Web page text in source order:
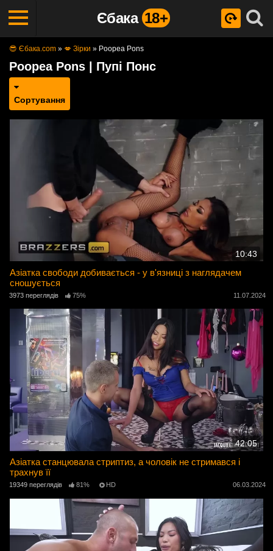
Єбака 18+
😎 Єбака.com » 💋 Зірки » Poopea Pons
Poopea Pons | Пупі Понс
Сортування
10:43
Азіатка свободи добивається - у в'язниці з наглядачем
сношується
3973 переглядів 75% 11.07.2024
42:05
Азіатка станцювала стриптиз, а чоловік не стримався і
трахнув її
19349 переглядів 81% HD 06.03.2024